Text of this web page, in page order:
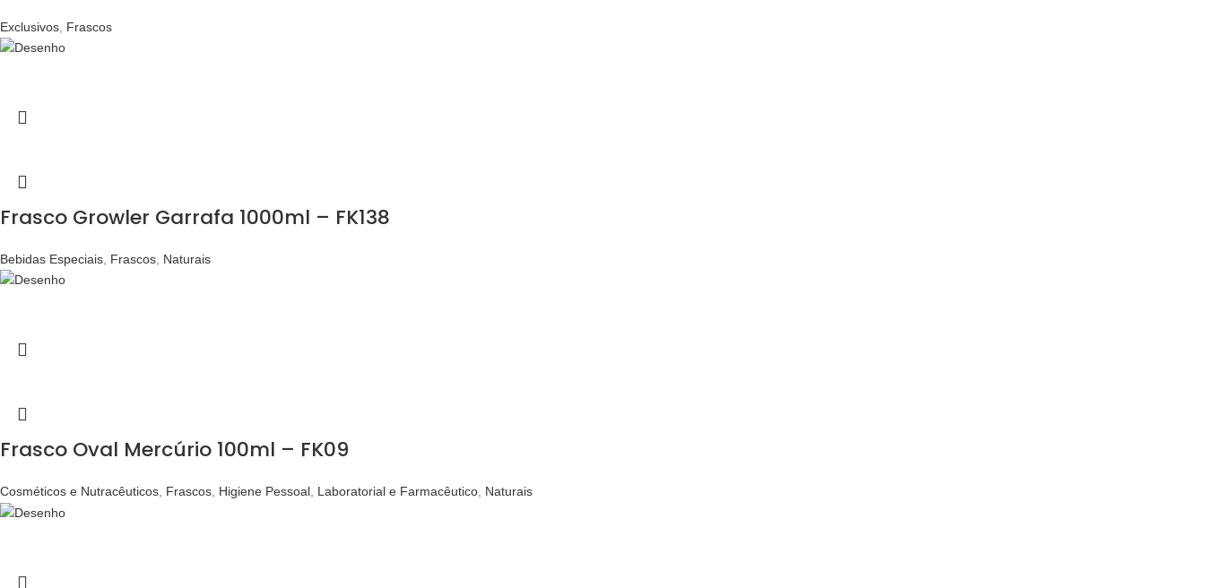
Exclusivos Frascos
Frasco Growler Garrafa 1000ml – FK138
Bebidas Especiais Frascos Naturais
Frasco Oval Mercúrio 100ml – FK09
Cosméticos e Nutracêuticos, Frascos, Higiene Pessoal, Laboratorial e Farmacêutico, Naturais